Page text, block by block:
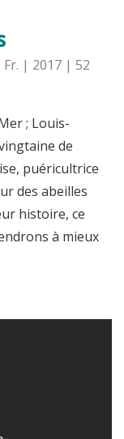
| 2017 | 52
; Louis-
de
puéricultrice
des abeilles
histoire, ce
à mieux